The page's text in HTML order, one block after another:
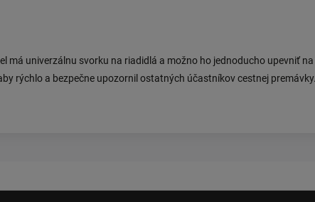
má univerzálnu svorku na riadidlá a možno ho jednoducho upevniť
rýchlo a bezpečne upozornil ostatných účastníkov cestnej premávky.